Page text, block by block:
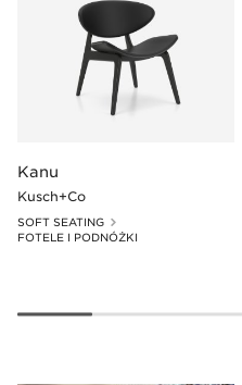
Kanu
Kusch+Co
SOFT SEATING
FOTELE I PODNÓŻKI